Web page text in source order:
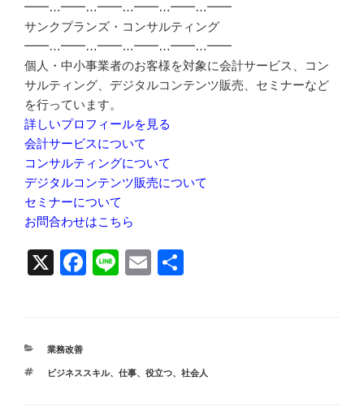
━━…━━…━━…━━…━━…━━
サンクプランズ・コンサルティング
━━…━━…━━…━━…━━…━━
個人・中小事業者のお客様を対象に会計サービス、コン
サルティング、デジタルコンテンツ販売、セミナーなど
を行っています。
詳しいプロフィールを見る
会計サービスについて
コンサルティングについて
デジタルコンテンツ販売について
セミナーについて
お問合わせはこちら
X
F
b
Li
E
カ
ゴ
業務改善
タ
ビジネススキル、 仕事、 役立つ、 社会人